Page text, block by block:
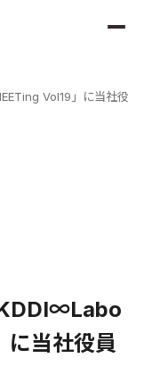
Vol19」に当社役
当社役員